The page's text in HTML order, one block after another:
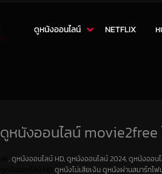
ดูหนังออนไลน์ NETFLIX ห
ดูหนังออนไลน์ movie2free
, ดูหนังออนไลน์ HD, ดูหนังออนไลน์ 2024, ดูหนังออ
ดูหนังไม่เสียเงิน ดูหนังผ่านสมาร์ทโฟ